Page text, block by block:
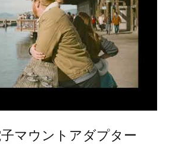
子マウントアダプター